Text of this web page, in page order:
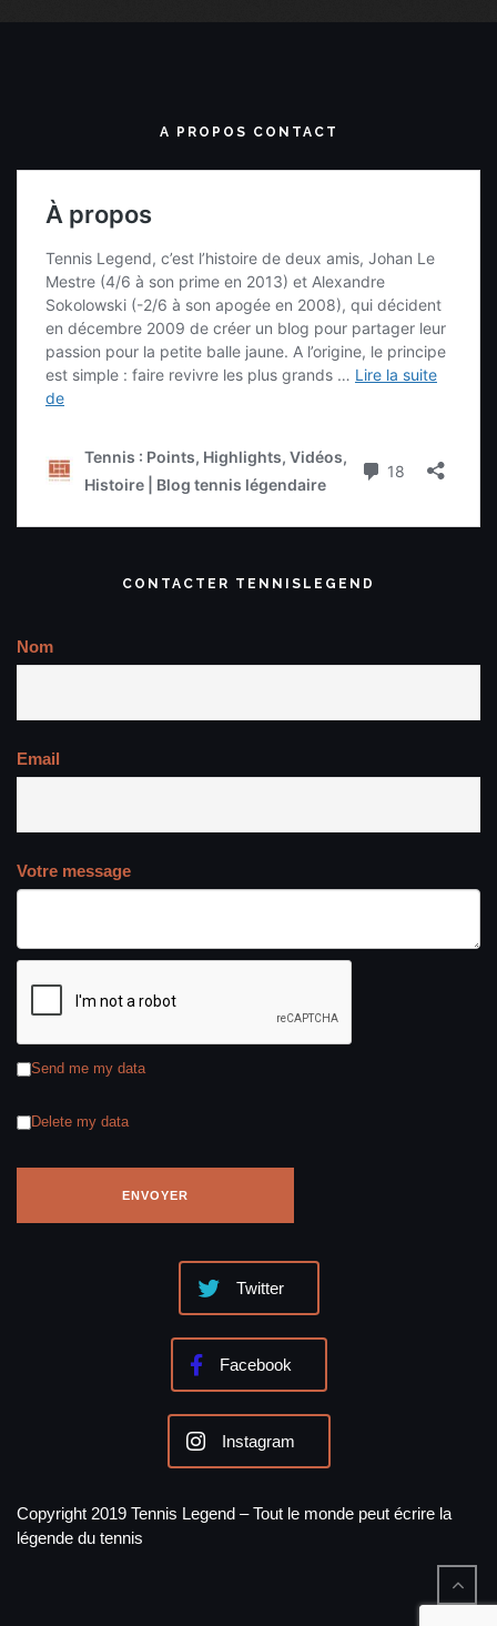
A PROPOS CONTACT
CONTACTER TENNISLEGEND
Nom
Email
Votre message
Send me my data
Delete my data
Twitter
Facebook
Instagram
Copyright 2019 Tennis Legend – Tout le monde peut écrire la
légende du tennis